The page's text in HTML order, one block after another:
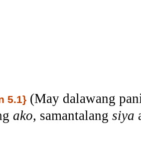
5.1} (May dalawang
ako, samantalang siya